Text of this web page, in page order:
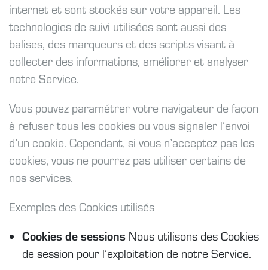
internet et sont stockés sur votre appareil. Les
technologies de suivi utilisées sont aussi des
balises, des marqueurs et des scripts visant à
collecter des informations, améliorer et analyser
notre Service.
Vous pouvez paramétrer votre navigateur de façon
à refuser tous les cookies ou vous signaler l’envoi
d’un cookie. Cependant, si vous n’acceptez pas les
cookies, vous ne pourrez pas utiliser certains de
nos services.
Exemples des Cookies utilisés
Cookies de sessions Nous utilisons des Cookies
de session pour l’exploitation de notre Service.